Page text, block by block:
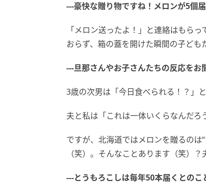
---豪快な贈り物ですね！メロンが5個
「メロン送ったよ！」と連絡はもら
おらず、箱の蓋を開けた瞬間の子ども
---旦那さんやお子さんたちの反応をお
3歳の次男は「今日食べられる！？」と
夫と私は「これは一体いくらなんだ
ですが、北海道ではメロンを贈るのは
（笑）。そんなことあります（笑）
---とうもろこしは毎年50本届くとの